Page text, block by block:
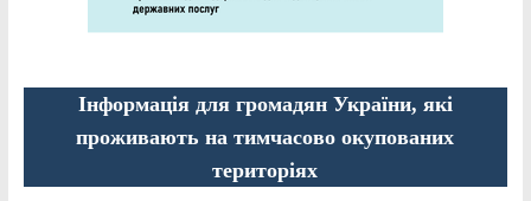
Інформація для громадян України, які
проживають на тимчасово окупованих
територіях